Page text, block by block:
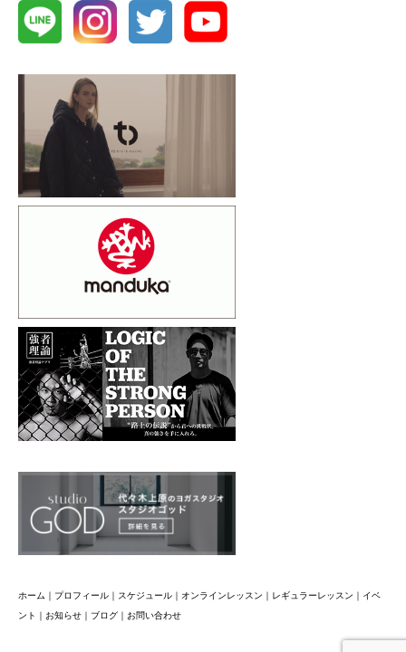
ホーム ｜ プロフィール ｜ スケジュール ｜ オンラインレッスン ｜ レギュラーレッスン ｜ イベ
ント ｜ お知らせ ｜ ブログ ｜ お問い合わせ